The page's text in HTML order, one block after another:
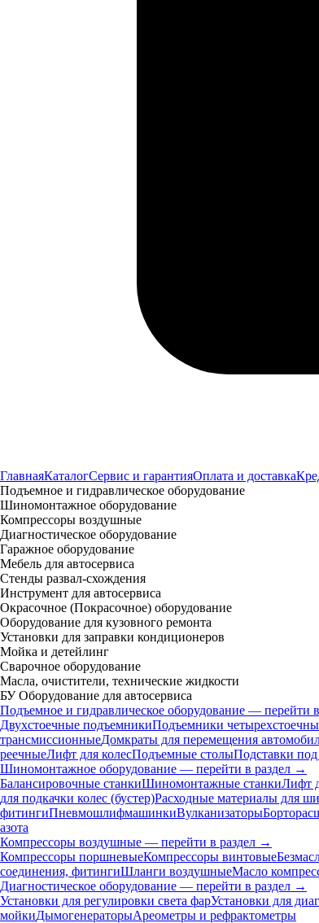
ГлавнаяКаталогСервис и гарантияОплата и доставка
Подъемное и гидравлическое оборудование
Шиномонтажное оборудование
Компрессоры воздушные
Диагностическое оборудование
Гаражное оборудование
Мебель для автосервиса
Стенды развал-схождения
Инструмент для автосервиса
Окрасочное (Покрасочное) оборудование
Оборудование для кузовного ремонта
Установки для заправки кондиционеров
Мойка и детейлинг
Сварочное оборудование
Масла, очистители, технические жидкости
БУ Оборудование для автосервиса
Подъемное и гидравлическое оборудование — перейти
Двухстоечные подъемникиПодъемники
трансмиссионныеДомкраты для перемещения
реечныеЛифт для колесПодъемные столыПодставки
Шиномонтажное оборудование — перейти в раздел →
Балансировочные станкиШиномонтажные станкиЛифт
для подкачки колес (бустер)Расходные материалы для
фитингиПневмошлифмашинкиВулканизаторы
азота
Компрессоры воздушные — перейти в раздел →
Компрессоры поршневыеКомпрессоры винтовые
соединения, фитингиШланги воздушныеМасло
Диагностическое оборудование — перейти в раздел →
Установки для регулировки света фарУстановки для
мойкиДымогенераторыАреометры и рефрактометры